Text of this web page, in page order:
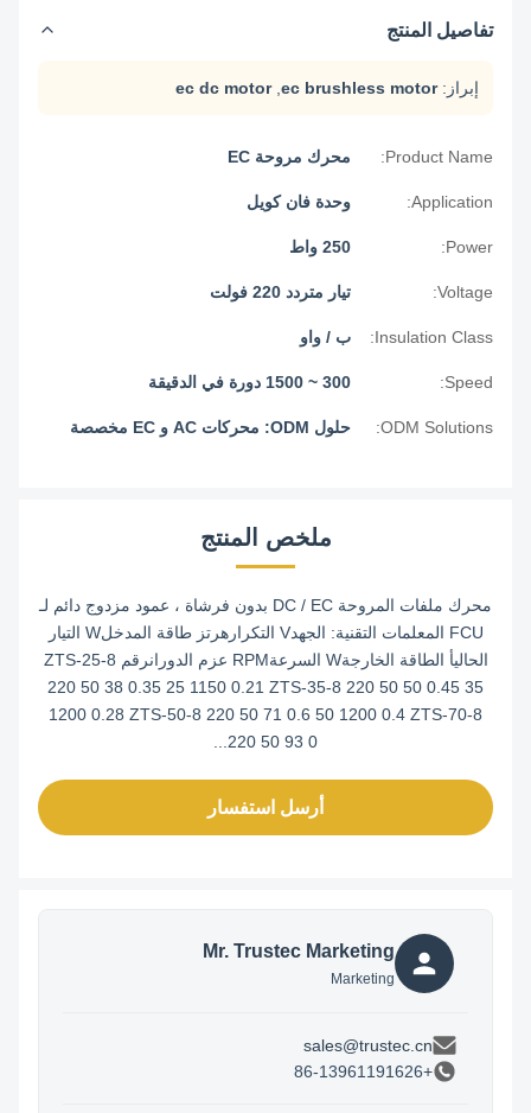
تفاصيل المنتج
ec brushless motor
,
ec dc motor
Product Name: محرك مروحة EC
Application: وحدة فان كويل
Power:
Voltage: تيار متردد 220 فولت
Insulation Class: ب / واو
Speed:
ODM Solutions: حلول ODM: محركات AC و EC مخصصة
ملخص المنتج
محرك ملفات المروحة DC / EC بدون فرشاة ، عمود مزدوج دائم لـ
FCU المعلمات التقنية: الجهدV التكرارهرتز طاقة المدخلW التيار
الحاليأ الطاقة الخارجةW السرعةRPM عزم الدورانرقم ZTS-25-8
220 50 38 0.35 25 1150 0.21 ZTS-35-8 220 50 50 0.45 35
1200 0.28 ZTS-50-8 220 50 71 0.6 50 1200 0.4 ZTS-70-8
220 50 93 0...
أرسل استفسار
Mr. Trustec Marketing
Marketing
sales@trustec.cn